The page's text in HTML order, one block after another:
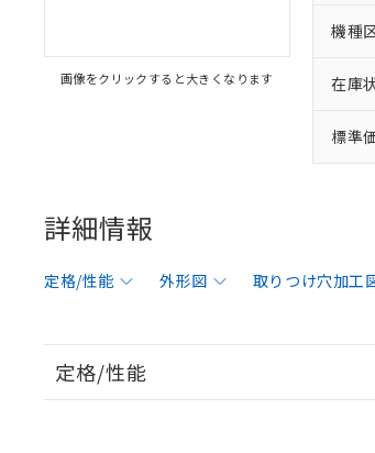
画像をクリックすると大きくなります
機種
在庫
標準
詳細情報
定格/性能 外形図 取りつけ穴加工
定格/性能